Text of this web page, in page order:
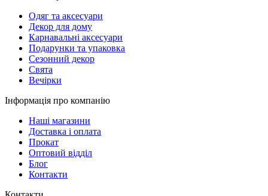
Oдяг та аксесуари
Декор для дому
Карнавальні аксесуари
Подарунки та упаковка
Сезонний декор
Свята
Вечірки
Інформація про компанію
Наші магазини
Доставка і оплата
Прокат
Оптовий відділ
Блог
Контакти